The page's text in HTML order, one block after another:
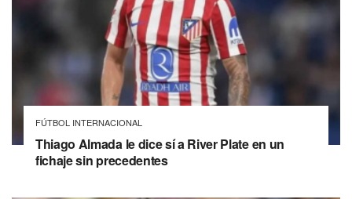
FÚTBOL INTERNACIONAL
Thiago Almada le dice sí a River Plate en un
fichaje sin precedentes